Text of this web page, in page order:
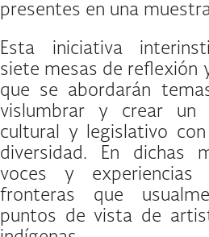
presentes en una
Esta iniciativa
siete mesas de reflexión
que se abordarán
vislumbrar y crear un
cultural y legislativo
diversidad. En dichas
voces y
fronteras que
puntos de vista de